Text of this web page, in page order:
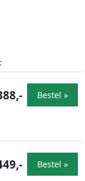
Bestel »
Bestel »